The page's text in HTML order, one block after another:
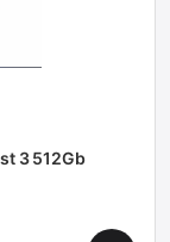
3 512Gb